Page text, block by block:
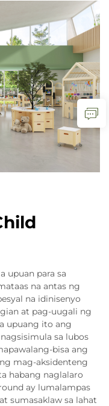
upuan para sa
na antas ng
na idinisenyo
at pag-uugali ng
upuang ito ang
sa lubos
bisa ang
mag-aksidenteng
habang naglalaro
ay lumalampas
sumasaklaw sa lahat